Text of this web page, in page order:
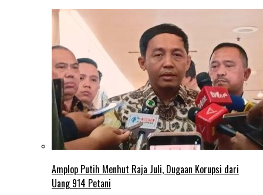
Amplop Putih Menhut Raja Juli, Dugaan Korupsi dari
Uang 914 Petani